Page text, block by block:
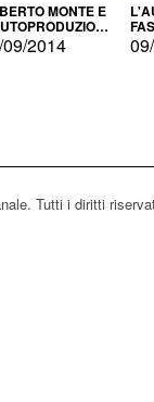
MONTE E
IL CENSIMENTO
2014
Tutti i diritti